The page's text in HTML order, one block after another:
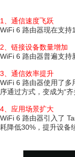
1、通信速度飞跃
WiFi 6 路由器现在支
2、链接设备数量增加
WiFi 6 路由器普遍支持
3、通信效率提升
WiFi 6 路由器使用了多
序通过方式，变成为“
4、应用场景扩大
WiFi 6 路由器引入了
耗降低30%，提升设备